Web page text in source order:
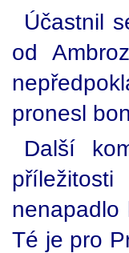
Účastnil
od
pronesl
Další
nenapadlo
Té je pro